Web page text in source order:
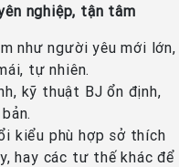
nghiệp, tận tâm
như người yêu mới lớn,
tự nhiên.
kỹ thuật BJ ổn định,
kiểu phù hợp sở thích
hay các tư thế khác để